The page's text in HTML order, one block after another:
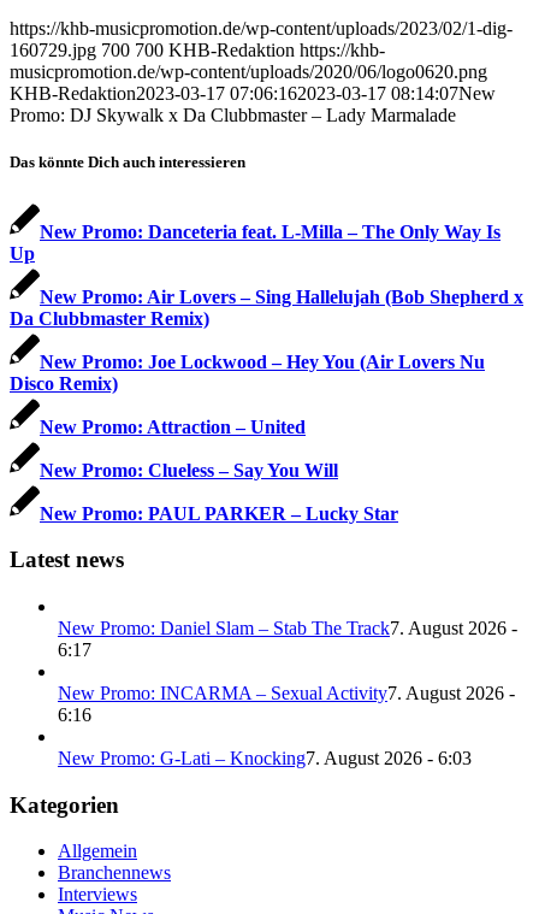
https://khb-musicpromotion.de/wp-content/uploads/2023/02/1-dig-
160729.jpg 700 700 KHB-Redaktion https://khb-
musicpromotion.de/wp-content/uploads/2020/06/logo0620.png
KHB-Redaktion2023-03-17 07:06:162023-03-17 08:14:07New
Promo: DJ Skywalk x Da Clubbmaster – Lady Marmalade
Das könnte Dich auch interessieren
New Promo: Danceteria feat. L-Milla – The Only Way Is
Up
New Promo: Air Lovers – Sing Hallelujah (Bob Shepherd x
Da Clubbmaster Remix)
New Promo: Joe Lockwood – Hey You (Air Lovers Nu
Disco Remix)
New Promo: Attraction – United
New Promo: Clueless – Say You Will
New Promo: PAUL PARKER – Lucky Star
Latest news
New Promo: Daniel Slam – Stab The Track7. August 2026 -
6:17
New Promo: INCARMA – Sexual Activity7. August 2026 -
6:16
New Promo: G-Lati – Knocking7. August 2026 - 6:03
Kategorien
Allgemein
Branchennews
Interviews